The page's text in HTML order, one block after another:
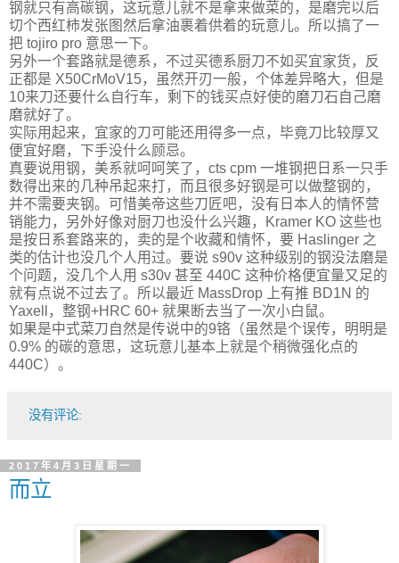
钢就只有高碳钢，这玩意儿就不是拿来做菜的，是磨完以后
切个西红柿发张图然后拿油裹着供着的玩意儿。所以搞了一
把 tojiro pro 意思一下。
另外一个套路就是德系，不过买德系厨刀不如买宜家货，反
正都是 X50CrMoV15，虽然开刃一般，个体差异略大，但是
10来刀还要什么自行车，剩下的钱买点好使的磨刀石自己磨
磨就好了。
实际用起来，宜家的刀可能还用得多一点，毕竟刀比较厚又
便宜好磨，下手没什么顾忌。
真要说用钢，美系就呵呵笑了，cts cpm 一堆钢把日系一只手
数得出来的几种吊起来打，而且很多好钢是可以做整钢的，
并不需要夹钢。可惜美帝这些刀匠吧，没有日本人的情怀营
销能力，另外好像对厨刀也没什么兴趣，Kramer KO 这些也
是按日系套路来的，卖的是个收藏和情怀，要 Haslinger 之
类的估计也没几个人用过。要说 s90v 这种级别的钢没法磨是
个问题，没几个人用 s30v 甚至 440C 这种价格便宜量又足的
就有点说不过去了。所以最近 MassDrop 上有推 BD1N 的
Yaxell，整钢+HRC 60+ 就果断去当了一次小白鼠。
如果是中式菜刀自然是传说中的9铬（虽然是个误传，明明是
0.9% 的碳的意思，这玩意儿基本上就是个稍微强化点的
440C）。
没有评论:
2017年4月3日星期一
而立